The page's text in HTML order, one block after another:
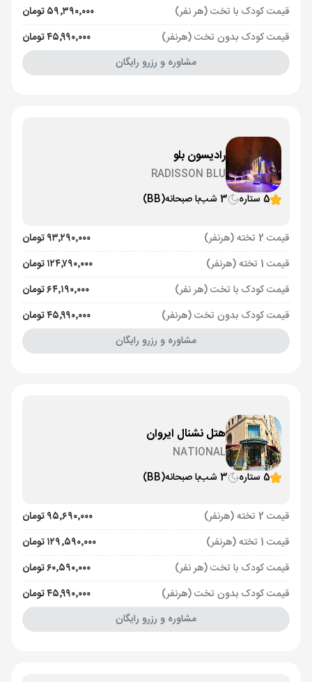
قیمت کودک با تخت (هر نفر)
۵۹٬۳۹۰٬۰۰۰ تومان
قیمت کودک بدون تخت (هرنفر)
۴۵٬۹۹۰٬۰۰۰ تومان
مشاوره و رزرو رایگان
رادیسون بلو
RADISSON BLU
5 ستاره
3 شب با صبحانه(BB)
قیمت 2 تخته (هرنفر)
۹۳٬۲۹۰٬۰۰۰ تومان
قیمت 1 تخته (هرنفر)
۱۲۴٬۷۹۰٬۰۰۰ تومان
قیمت کودک با تخت (هر نفر)
۶۴٬۱۹۰٬۰۰۰ تومان
قیمت کودک بدون تخت (هرنفر)
۴۵٬۹۹۰٬۰۰۰ تومان
مشاوره و رزرو رایگان
هتل نشنال ایروان
NATIONAL
5 ستاره
3 شب با صبحانه(BB)
قیمت 2 تخته (هرنفر)
۹۵٬۶۹۰٬۰۰۰ تومان
قیمت 1 تخته (هرنفر)
۱۲۹٬۵۹۰٬۰۰۰ تومان
قیمت کودک با تخت (هر نفر)
۶۰٬۵۹۰٬۰۰۰ تومان
قیمت کودک بدون تخت (هرنفر)
۴۵٬۹۹۰٬۰۰۰ تومان
مشاوره و رزرو رایگان